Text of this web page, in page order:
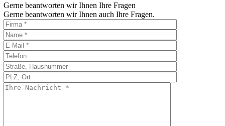
Gerne beantworten wir Ihnen Ihre Fragen
Gerne beantworten wir Ihnen auch Ihre Fragen.